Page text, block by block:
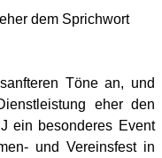
dem Sprichwort
Töne an, und
eher den
ein besonderes Event
und Vereinsfest in